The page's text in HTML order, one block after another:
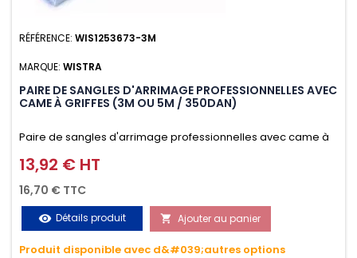
RÉFÉRENCE: WIS1253673-3M
MARQUE: WISTRA
PAIRE DE SANGLES D'ARRIMAGE PROFESSIONNELLES AVEC
CAME À GRIFFES (3M OU 5M / 350DAN)
Paire de sangles d'arrimage professionnelles avec came à
griffes (3M ou 5M / 350daN), simple et rapide d'utilisation.
Permet d'arrimer et de sécuriser vos chargements pendant
le transport. Matière polyester très résistante aux UV et aux
variations de températures, n'absorbe pas l'eau.
Prix
13,92 € HT
16,70 € TTC
visibility Détails produit  Ajouter au panier
Produit disponible avec d&#039;autres options